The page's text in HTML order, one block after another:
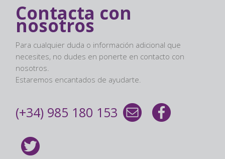
Contacta con
nosotros
Para cualquier duda o información adicional que
necesites, no dudes en ponerte en contacto con
nosotros.
Estaremos encantados de ayudarte.
(+34) 985 180 153